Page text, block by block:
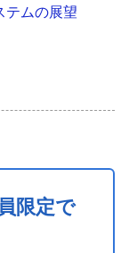
テムの展望
限定で